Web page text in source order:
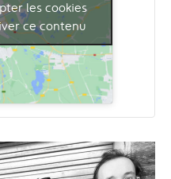
les cookies
ce contenu